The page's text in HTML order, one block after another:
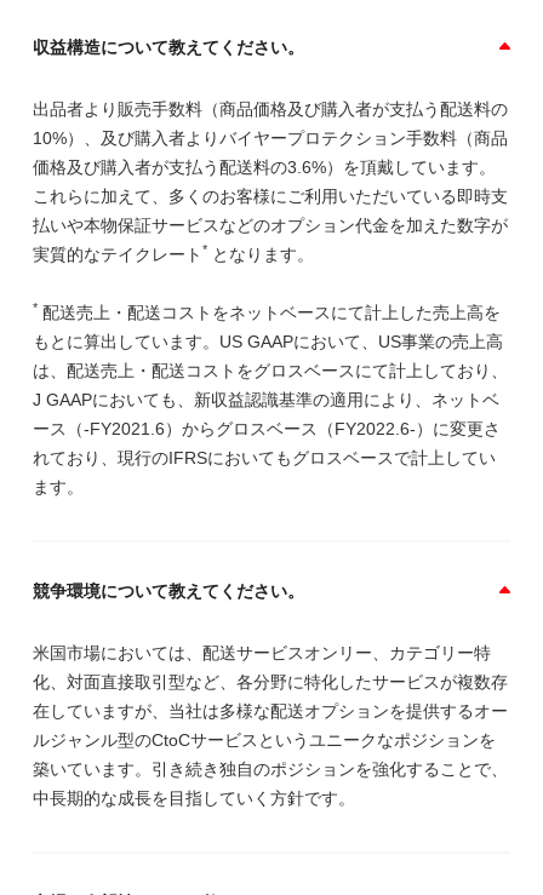
収益構造について教えてください。
出品者より販売手数料（商品価格及び購入者が支払う配送料の
10%）、及び購入者よりバイヤープロテクション手数料（商品
価格及び購入者が支払う配送料の3.6%）を頂戴しています。
これらに加えて、多くのお客様にご利用いただいている即時支
払いや本物保証サービスなどのオプション代金を加えた数字が
実質的なテイクレート * となります。
* 配送売上・配送コストをネットベースにて計上した売上高を
もとに算出しています。US GAAPにおいて、US事業の売上高
は、配送売上・配送コストをグロスベースにて計上しており、
J GAAPにおいても、新収益認識基準の適用により、ネットベ
ース（-FY2021.6）からグロスベース（FY2022.6-）に変更さ
れており、現行のIFRSにおいてもグロスベースで計上してい
ます。
競争環境について教えてください。
米国市場においては、配送サービスオンリー、カテゴリー特
化、対面直接取引型など、各分野に特化したサービスが複数存
在していますが、当社は多様な配送オプションを提供するオー
ルジャンル型のCtoCサービスというユニークなポジションを
築いています。引き続き独自のポジションを強化することで、
中長期的な成長を目指していく方針です。